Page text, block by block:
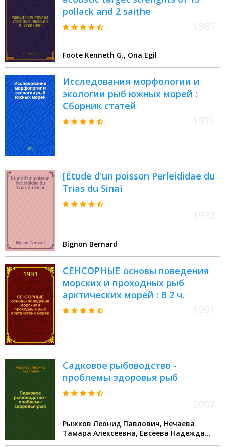
pollack and 2 saithe
Foote Kenneth G., Ona Egil
Исследования морфологии и
экологии рыб южных морей :
Сборник статей
[Étude d'un poisson Perleididae du
Trias du Sinaï
Bignon Bernard
СЕНСОРНЫЕ основы поведения
морских и проходных рыб
арктических морей : В 2 ч.
Садковое рыбоводство -
проблемы здоровья рыб
Рыжков Леонид Павлович, Нечаева
Тамара Алексеевна, Евсеева Надежда